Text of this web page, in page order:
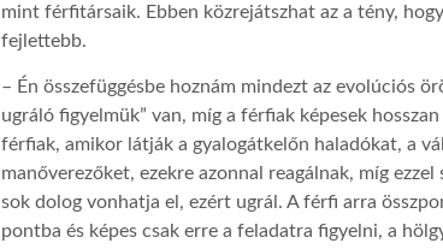
mint férfitársaik. Ebben közrejátszhat az a tény,
fejlettebb.
– Én összefüggésbe hoznám mindezt az evolúciós
ugráló figyelmük” van, míg a férfiak képesek
férfiak, amikor látják a gyalogátkelőn haladókat, a
manőverezőket, ezekre azonnal reagálnak, míg
sok dolog vonhatja el, ezért ugrál. A férfi arra
pontba és képes csak erre a feladatra figyelni, a